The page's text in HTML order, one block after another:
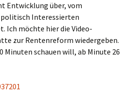
Entwicklung über, vom
Interessierten
Ich möchte hier die Video-
zur Rentenreform wiedergeben.
Minuten schauen will, ab Minute 26